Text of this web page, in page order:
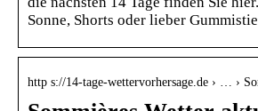
Sonne, Shorts oder lieber
http s://14-tage-wettervorhersage.de › … ›